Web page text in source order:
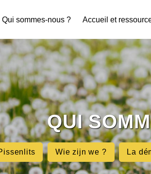
Qui sommes-nous ? Accueil et
QUI
Wie zijn we ? La